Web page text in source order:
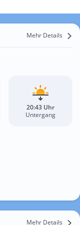
Mehr Details
20:43 Uhr
Untergang
Mehr Details